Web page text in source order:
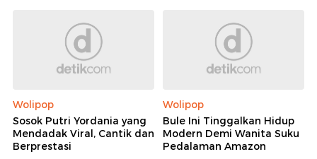
Wolipop
Sosok Putri Yordania yang
Mendadak Viral, Cantik dan
Berprestasi
Wolipop
Bule Ini Tinggalkan Hidup
Modern Demi Wanita Suku
Pedalaman Amazon